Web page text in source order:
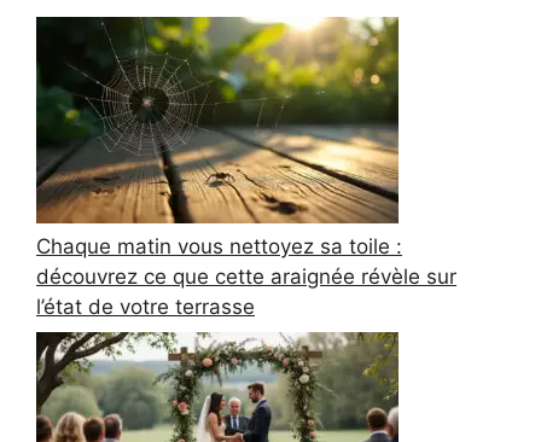
Chaque matin vous nettoyez sa toile :
découvrez ce que cette araignée révèle sur
l’état de votre terrasse